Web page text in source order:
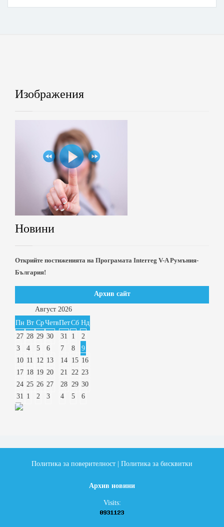
Изображения
Новини
Открийте постиженията на Програмата Interreg V-A Румъния-
България!
Архив сайт
Август 2026
Пн Вт СрЧетвПетСб Нд
27 28 29 30 31 1
2
3
4 5 6 7 8
9
10 11 12 13 14 15 16
17 18 19 20 21 22 23
24 25 26 27 28 29 30
31 1 2 3 4 5 6
Политика за поверителност | Политика за бисквитки
Архив новини
Visits: